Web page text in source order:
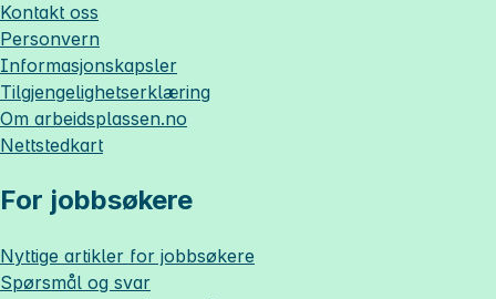
Kontakt oss
Personvern
Informasjonskapsler
Tilgjengelighetserklæring
Om arbeidsplassen.no
Nettstedkart
For jobbsøkere
Nyttige artikler for jobbsøkere
Spørsmål og svar